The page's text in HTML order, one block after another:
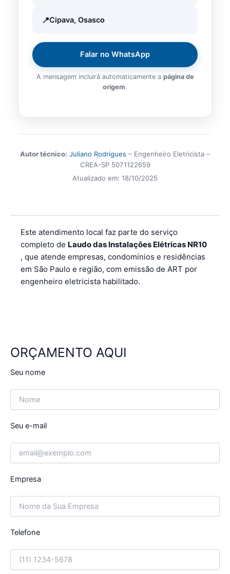
Cipava, Osasco
Falar no WhatsApp
A mensagem incluirá automaticamente a página de
origem.
Autor técnico: Juliano Rodrigues – Engenheiro Eletricista –
CREA-SP 5071122659
Atualizado em: 18/10/2025
Este atendimento local faz parte do serviço
completo de Laudo das Instalações Elétricas NR10
, que atende empresas, condomínios e residências
em São Paulo e região, com emissão de ART por
engenheiro eletricista habilitado.
ORÇAMENTO AQUI
Seu nome
Seu e-mail
Empresa
Telefone